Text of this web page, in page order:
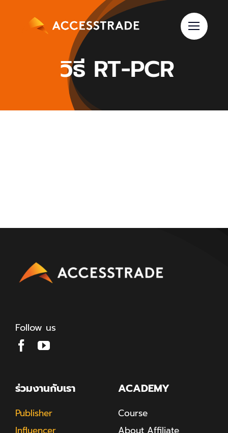
วิธี RT-PCR
Follow us
ร่วมงานกับเรา
Publisher
ACADEMY
Course